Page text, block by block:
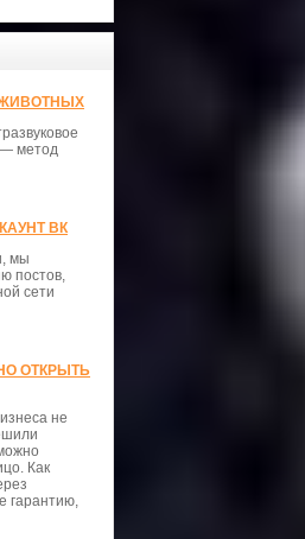
— метод
ВК
мы
постов,
сети
ОТКРЫТЬ
не
Как
гарантию,